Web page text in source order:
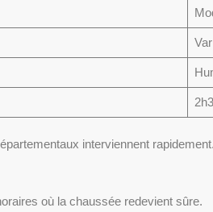
interviennent
où la chaussée redevient sûre.